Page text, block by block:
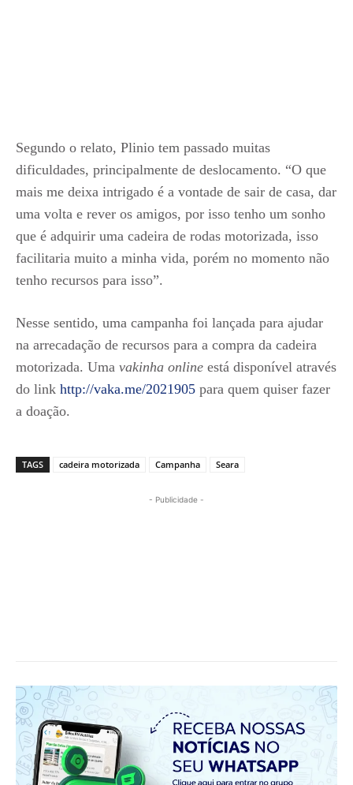
Segundo o relato, Plinio tem passado muitas
dificuldades, principalmente de deslocamento. “O que
mais me deixa intrigado é a vontade de sair de casa, dar
uma volta e rever os amigos, por isso tenho um sonho
que é adquirir uma cadeira de rodas motorizada, isso
facilitaria muito a minha vida, porém no momento não
tenho recursos para isso”.
Nesse sentido, uma campanha foi lançada para ajudar
na arrecadação de recursos para a compra da cadeira
motorizada. Uma vakinha online está disponível através
do link http://vaka.me/2021905 para quem quiser fazer
a doação.
TAGS cadeira motorizada Campanha Seara
- Publicidade -